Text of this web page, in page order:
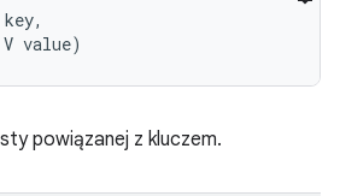
value)
powiązanej z kluczem.